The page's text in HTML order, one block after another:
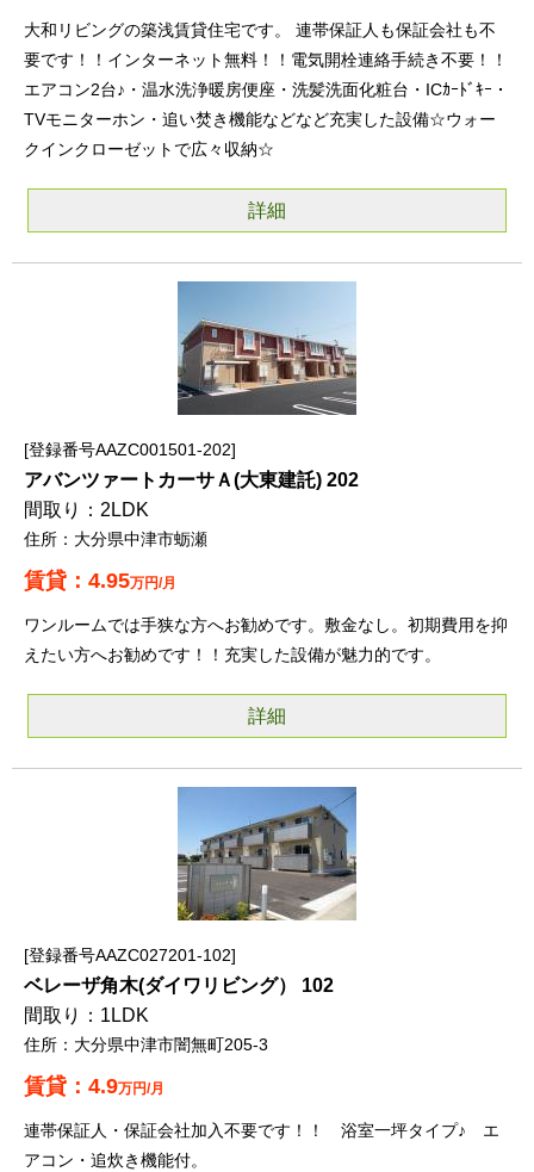
大和リビングの築浅賃貸住宅です。 連帯保証人も保証会社も不
要です！！インターネット無料！！電気開栓連絡手続き不要！！
エアコン2台♪・温水洗浄暖房便座・洗髪洗面化粧台・ICｶｰﾄﾞｷｰ・
TVモニターホン・追い焚き機能などなど充実した設備☆ウォー
クインクローゼットで広々収納☆
詳細
登録番号AAZC001501-202
アバンツァートカーサＡ(大東建託) 202
2LDK
大分県中津市蛎瀬
4.95万円/月
ワンルームでは手狭な方へお勧めです。敷金なし。初期費用を抑
えたい方へお勧めです！！充実した設備が魅力的です。
詳細
登録番号AAZC027201-102
ベレーザ角木(ダイワリビング） 102
1LDK
大分県中津市闇無町205-3
4.9万円/月
連帯保証人・保証会社加入不要です！！ 浴室一坪タイプ♪ エ
アコン・追炊き機能付。